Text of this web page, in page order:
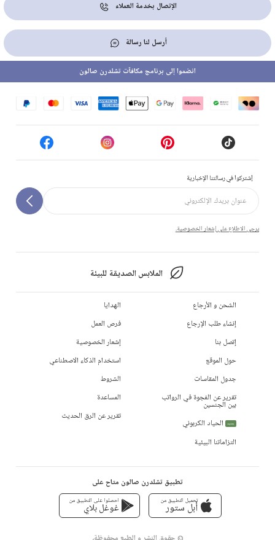
الإتصال بخدمة العملاء
أرسل لنا رسالة
إشتركوا في رسالتنا الإخبارية
يرجى الاطلاع على إشعار الخصوصية.
الملابس الصديقة للبيئة
انضموا إلى برنامج مكافآت تشلدرن صالون
الشحن و الأرجاع
إنشاء طلب الإرجاع
إتصل بنا
حول الموقع
جدول المقاسات
تقرير عن الفجوة في الرواتب
بين الجنسين
جديد
الحياد الكربوني
التزاماتنا البيئية
الهدايا
فرص العمل
إشعار الخصوصية
استخدام الذكاء الاصطناعي
الشروط
المساعدة
تقرير عن الرق الحديث
تطبيق تشلدرن صالون متاح على
تحميل التطبيق من
أبل ستور
احصلوا على التطبيق من
غوغل بلاي